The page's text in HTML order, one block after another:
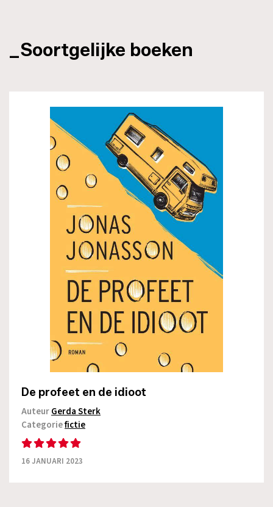
_Soortgelijke boeken
De profeet en de idioot
AuteurGerda Sterk
Categoriefictie
16 JANUARI 2023